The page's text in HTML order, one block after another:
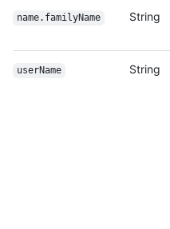
name.familyName String
userName String